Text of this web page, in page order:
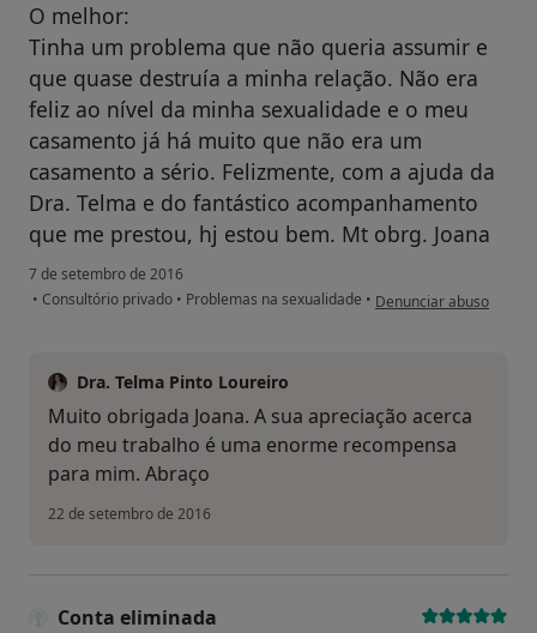
O melhor:
Tinha um problema que não queria assumir e
que quase destruía a minha relação. Não era
feliz ao nível da minha sexualidade e o meu
casamento já há muito que não era um
casamento a sério. Felizmente, com a ajuda da
Dra. Telma e do fantástico acompanhamento
que me prestou, hj estou bem. Mt obrg. Joana
7 de setembro de 2016
• Consultório privado • Problemas na sexualidade • na opinião do utilizador
Denunciar abuso
Dra. Telma Pinto Loureiro
Muito obrigada Joana. A sua apreciação acerca
do meu trabalho é uma enorme recompensa
para mim. Abraço
22 de setembro de 2016
Conta eliminada